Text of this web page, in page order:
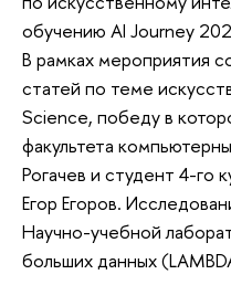
обучению AI Journey
В рамках мероприятия
статей по теме
Science, победу в
факультета
Рогачев и студент 4-го
Егор Егоров.
Научно-учебной
больших данных